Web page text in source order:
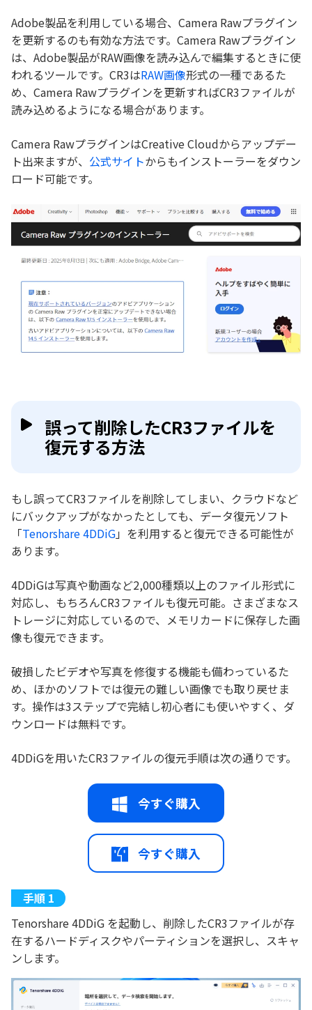
Adobe製品を利用している場合、Camera Rawプラグイン
を更新するのも有効な方法です。Camera Rawプラグイン
は、Adobe製品がRAW画像を読み込んで編集するときに使
われるツールです。CR3はRAW画像形式の一種であるた
め、Camera Rawプラグインを更新すればCR3ファイルが
読み込めるようになる場合があります。
Camera RawプラグインはCreative Cloudからアップデー
ト出来ますが、 公式サイトからもインストーラーをダウン
ロード可能です。
誤って削除したCR3ファイルを
復元する方法
もし誤ってCR3ファイルを削除してしまい、クラウドなど
にバックアップがなかったとしても、データ復元ソフト
「Tenorshare 4DDiG」を利用すると復元できる可能性が
あります。
4DDiGは写真や動画など2,000種類以上のファイル形式に
対応し、もちろんCR3ファイルも復元可能。さまざまなス
トレージに対応しているので、メモリカードに保存した画
像も復元できます。
破損したビデオや写真を修復する機能も備わっているた
め、ほかのソフトでは復元の難しい画像でも取り戻せま
す。操作は3ステップで完結し初心者にも使いやすく、ダ
ウンロードは無料です。
4DDiGを用いたCR3ファイルの復元手順は次の通りです。
今すぐ購入
今すぐ購入
Tenorshare 4DDiG を起動し、削除したCR3ファイルが存
在するハードディスクやパーティションを選択し、スキャ
ンします。